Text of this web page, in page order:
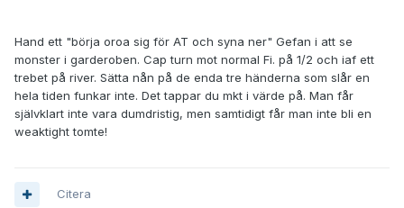
Hand ett "börja oroa sig för AT och syna ner" Gefan i att se
monster i garderoben. Cap turn mot normal Fi. på 1/2 och iaf ett
trebet på river. Sätta nån på de enda tre händerna som slår en
hela tiden funkar inte. Det tappar du mkt i värde på. Man får
självklart inte vara dumdristig, men samtidigt får man inte bli en
weaktight tomte!
Citera